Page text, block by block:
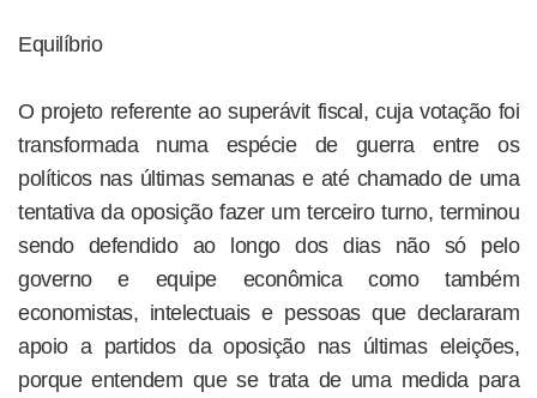
Equilíbrio
O projeto referente ao superávit fiscal, cuja votação foi
transformada numa espécie de guerra entre os
políticos nas últimas semanas e até chamado de uma
tentativa da oposição fazer um terceiro turno, terminou
sendo defendido ao longo dos dias não só pelo
governo e equipe econômica como também
economistas, intelectuais e pessoas que declararam
apoio a partidos da oposição nas últimas eleições,
porque entendem que se trata de uma medida para